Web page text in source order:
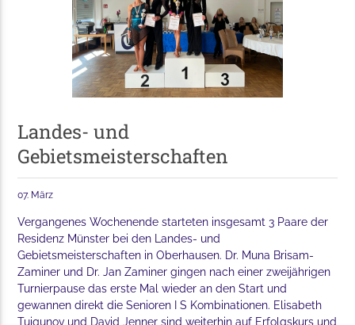
Landes- und
Gebietsmeisterschaften
07. März
Vergangenes Wochenende starteten insgesamt 3 Paare der
Residenz Münster bei den Landes- und
Gebietsmeisterschaften in Oberhausen. Dr. Muna Brisam-
Zaminer und Dr. Jan Zaminer gingen nach einer zweijährigen
Turnierpause das erste Mal wieder an den Start und
gewannen direkt die Senioren I S Kombinationen. Elisabeth
Tuigunov und David Jenner sind weiterhin auf Erfolgskurs und